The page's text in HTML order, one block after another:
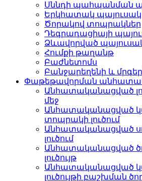
Սննդի պահպանման
Երկհատակ պայուսակ
Ծորակով տոպրակներ
Դեգրադացիայի
Ձևավորված
Հումքի թաղանթ
Բաժնետոմս
Բանջարեղենի և
Փաթեթավորման
Անհատականացված
մեջ
Անհատականացված
տոպրակի լուծում
Անհատականացված
լուծում
Անհատականացված
լուծույթ
Անհատականացված
լուծույթի բաշխման